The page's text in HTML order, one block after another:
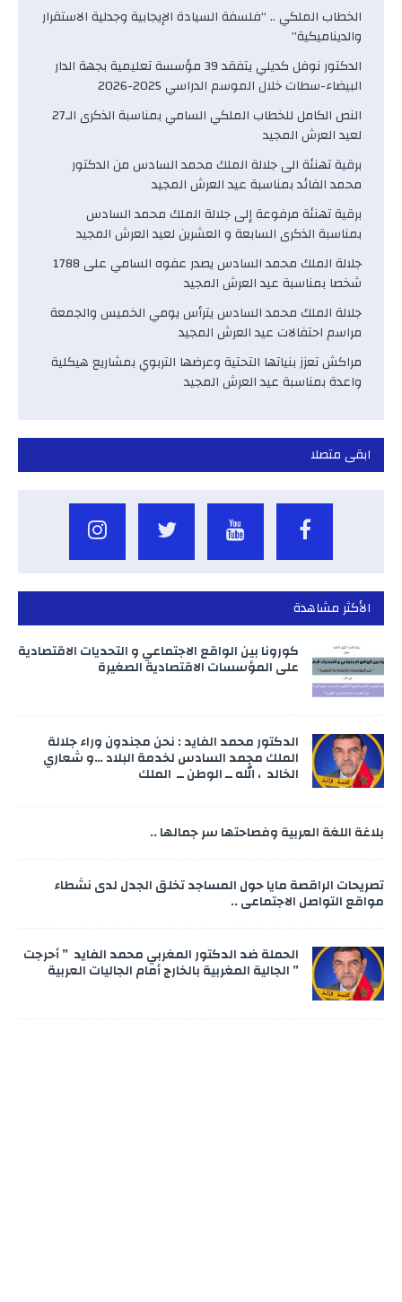
الخطاب الملكي .. “فلسفة السيادة الإيجابية وجدلية الاستقرار
والديناميكية”
الدكتور نوفل كديلي يتفقد 39 مؤسسة تعليمية بجهة الدار
البيضاء-سطات خلال الموسم الدراسي 2025-2026
النص الكامل للخطاب الملكي السامي بمناسبة الذكرى الـ27
لعيد العرش المجيد
برقية تهنئة الى جلالة الملك محمد السادس من الدكتور
محمد الفائد بمناسبة عيد العرش المجيد
برقية تهنئة مرفوعة إلى جلالة الملك محمد السادس
بمناسبة الذكرى السابعة و العشرين لعيد العرش المجيد
جلالة الملك محمد السادس يصدر عفوه السامي على 1788
شخصا بمناسبة عيد العرش المجيد
جلالة الملك محمد السادس يترأس يومي الخميس والجمعة
مراسم احتفالات عيد العرش المجيد
مراكش تعزز بنياتها التحتية وعرضها التربوي بمشاريع هيكلية
واعدة بمناسبة عيد العرش المجيد
ابقى متصلا
الأكثر مشاهدة
كورونا بين الواقع الاجتماعي و التحديات الاقتصادية
على المؤسسات الاقتصادية الصغيرة
الدكتور محمد الفايد : نحن مجندون وراء جلالة
الملك محمد السادس لخدمة البلاد …و شعاري
الخالد ، الله ــ الوطن ــ الملك
بلاغة اللغة العربية وفصاحتها سر جمالها ..
تصريحات الراقصة مايا حول المساجد تخلق الجدل لدى نشطاء
مواقع التواصل الاجتماعي ..
الحملة ضد الدكتور المغربي محمد الفايد ” أحرجت
” الجالية المغربية بالخارج أمام الجاليات العربية